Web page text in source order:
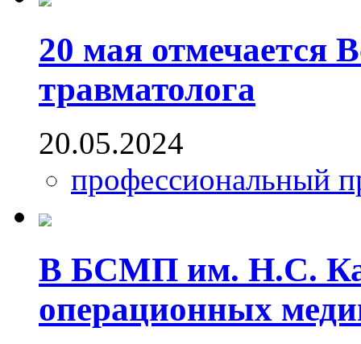
20 мая отмечается
травматолога
20.05.2024
профессиональный
В БСМП им. Н.С.
операционных